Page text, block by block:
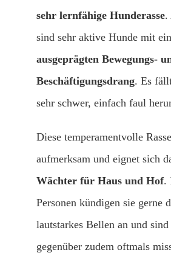
sehr lernfähige Hunderasse.
sind sehr aktive Hunde mit
ausgeprägten Bewegungs-
Beschäftigungsdrang. Es
sehr schwer, einfach faul
Diese temperamentvolle
aufmerksam und eignet sich
Wächter für Haus und Hof.
Personen kündigen sie gerne
lautstarkes Bellen an und sind
gegenüber zudem oftmals